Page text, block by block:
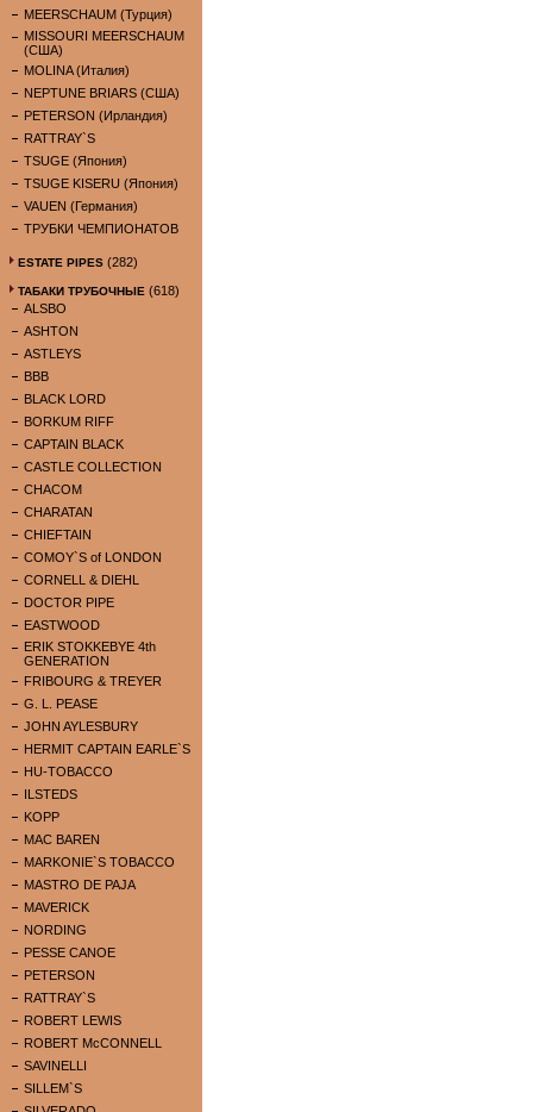
MEERSCHAUM (Турция)
MISSOURI MEERSCHAUM
(США)
MOLINA (Италия)
NEPTUNE BRIARS (США)
PETERSON (Ирландия)
RATTRAY`S
TSUGE (Япония)
TSUGE KISERU (Япония)
VAUEN (Германия)
ТРУБКИ ЧЕМПИОНАТОВ
ESTATE PIPES (282)
ТАБАКИ ТРУБОЧНЫЕ (618)
ALSBO
ASHTON
ASTLEYS
BBB
BLACK LORD
BORKUM RIFF
CAPTAIN BLACK
CASTLE COLLECTION
CHACOM
CHARATAN
CHIEFTAIN
COMOY`S of LONDON
CORNELL & DIEHL
DOCTOR PIPE
EASTWOOD
ERIK STOKKEBYE 4th
GENERATION
FRIBOURG & TREYER
G. L. PEASE
JOHN AYLESBURY
HERMIT CAPTAIN EARLE`S
HU-TOBACCO
ILSTEDS
KOPP
MAC BAREN
MARKONIE`S TOBACCO
MASTRO DE PAJA
MAVERICK
NORDING
PESSE CANOE
PETERSON
RATTRAY`S
ROBERT LEWIS
ROBERT McCONNELL
SAVINELLI
SILLEM`S